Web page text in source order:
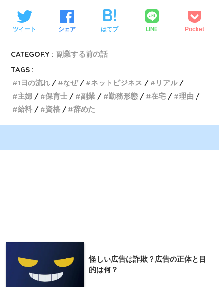
ツイート シェア はてブ LINE Pocket
CATEGORY : 副業する前の話
TAGS :
1日の流れ
なぜ ネットビジネス
リアル
主婦
保育士 副業 勤務形態 在宅
理由
給料
資格 辞めた
怪しい広告は詐欺？広告の正体と目
的は何？